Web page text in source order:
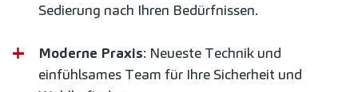
Sedierung nach Ihren Bedürfnissen.
Moderne Praxis: Neueste Technik und
einfühlsames Team für Ihre Sicherheit und